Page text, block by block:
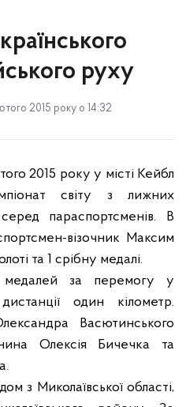
руху
2015 року о 14:32
2015 року у місті Кейбл
світу з лижних
параспортсменів. В
візочник Максим
та 1 срібну медалі.
за перемогу у
один кілометр.
Васютинського
Олексія Бичечка та
з Миколаївської області,